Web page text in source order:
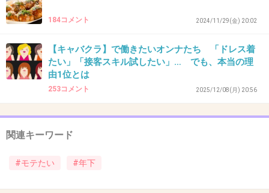
>>1
精神的にも社会的にも自立し成熟された男性は年上女性を
37. 匿名 2026/07/08(水) 17:42:48
184コメント 2024/11/29(金) 20:02
【キャバクラ】で働きたいオンナたち 「ドレス着
たい」「接客スキル試したい」… でも、本当の理
由1位とは
253コメント 2025/12/08(月) 20:56
関連キーワード
#モテたい #年下